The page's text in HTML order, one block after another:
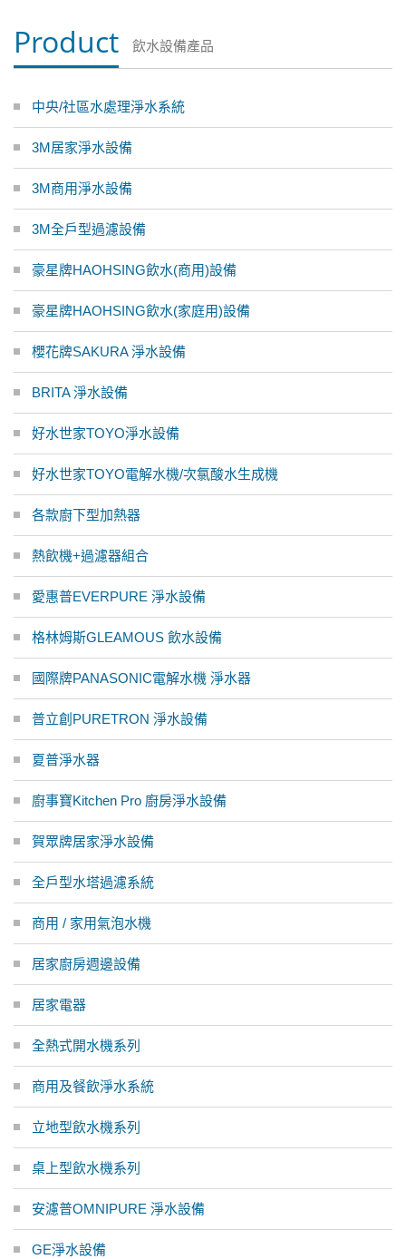
Product 飲水設備產品
中央/社區水處理淨水系統
3M居家淨水設備
3M商用淨水設備
3M全戶型過濾設備
豪星牌HAOHSING飲水(商用)設備
豪星牌HAOHSING飲水(家庭用)設備
櫻花牌SAKURA 淨水設備
BRITA 淨水設備
好水世家TOYO淨水設備
好水世家TOYO電解水機/次氯酸水生成機
各款廚下型加熱器
熱飲機+過濾器組合
愛惠普EVERPURE 淨水設備
格林姆斯GLEAMOUS 飲水設備
國際牌PANASONIC電解水機 淨水器
普立創PURETRON 淨水設備
夏普淨水器
廚事寶Kitchen Pro 廚房淨水設備
賀眾牌居家淨水設備
全戶型水塔過濾系統
商用 / 家用氣泡水機
居家廚房週邊設備
居家電器
全熱式開水機系列
商用及餐飲淨水系統
立地型飲水機系列
桌上型飲水機系列
安濾普OMNIPURE 淨水設備
GE淨水設備